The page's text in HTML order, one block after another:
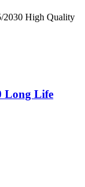
2030 High Quality
Long Life